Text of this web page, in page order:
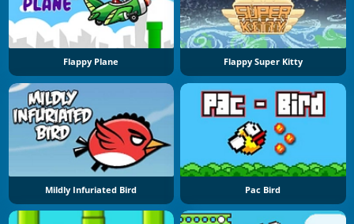
Flappy Plane Flappy Super Kitty
Mildly Infuriated Bird Pac Bird